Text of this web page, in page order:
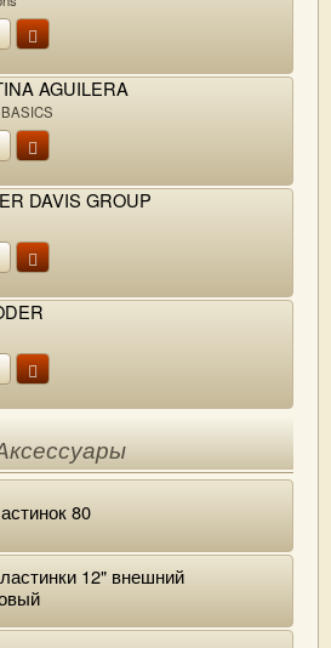
AGUILERA
DAVIS GROUP
80
12" внешний